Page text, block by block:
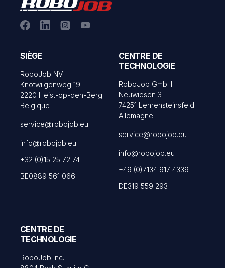
SIÈGE
RoboJob NV
Knotwilgenweg 19
2220 Heist-op-den-Berg
Belgique
service@robojob.eu
info@robojob.eu
+32 (0)15 25 72 74
BE0889 561 066
CENTRE DE
TECHNOLOGIE
RoboJob GmbH
Neuwiesen 3
74251 Lehrensteinsfeld
Allemagne
service@robojob.eu
info@robojob.eu
+49 (0)7134 917 4339
DE319 559 293
CENTRE DE
TECHNOLOGIE
RoboJob Inc.